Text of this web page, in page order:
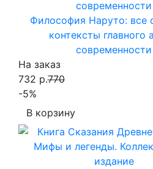
Философия Наруто: все
контексты главного
современности
На заказ
732 р.770
-5%
В корзину